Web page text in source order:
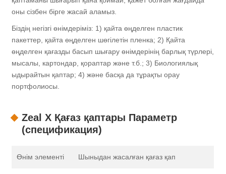
оны сізбен бірге жасай аламыз.
Біздің негізгі өнімдеріміз: 1) қайта өңделген пластик
пакеттер, қайта өңделген шөгілетін пленка; 2) Қайта
өңделген қағазды басып шығару өнімдерінің барлық түрлері,
мысалы, картондар, қораптар және т.б.; 3) Биологиялық
ыдырайтын қаптар; 4) және басқа да тұрақты орау
портфолиосы.
Zeal X Қағаз қаптары Параметр
(спецификация)
Өнім элементі Шыныдан жасалған қағаз қап